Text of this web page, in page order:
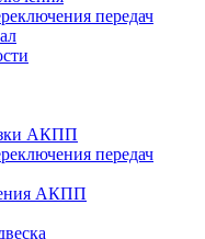
передач
АКПП
передач
АКПП